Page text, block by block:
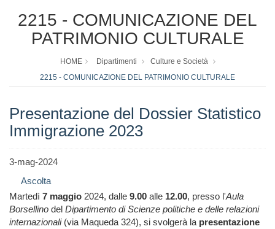
2215 - COMUNICAZIONE DEL
PATRIMONIO CULTURALE
HOME Dipartimenti
Culture e Società
2215 - COMUNICAZIONE DEL PATRIMONIO CULTURALE
Presentazione del Dossier Statistico
Immigrazione 2023
3-mag-2024
Ascolta
Martedì 7 maggio 2024, dalle 9.00 alle 12.00, presso l'Aula
Borsellino del Dipartimento di Scienze politiche e delle relazioni
internazionali(via Maqueda 324), si svolgerà la presentazione